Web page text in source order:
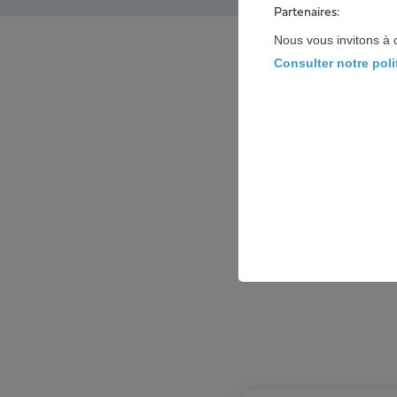
Les
Partenaires:
Nous vous invitons à
Consulter notre